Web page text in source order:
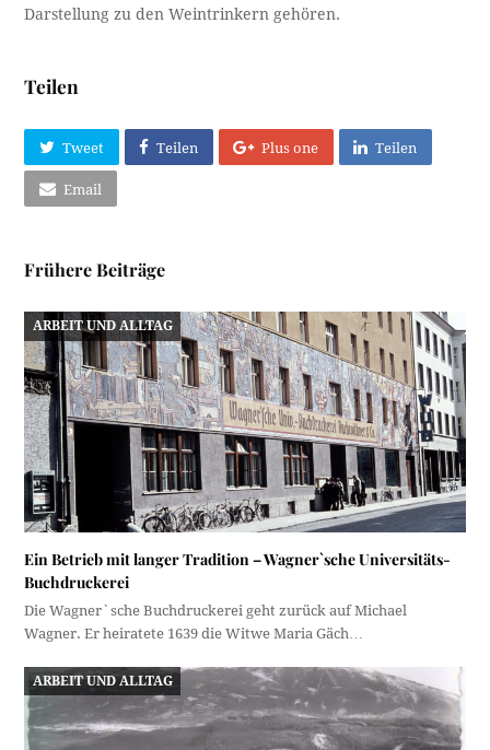
Darstellung zu den Weintrinkern gehören.
Teilen
Tweet Teilen Plus one Teilen
Email
Frühere Beiträge
ARBEIT UND ALLTAG
Ein Betrieb mit langer Tradition – Wagner`sche Universitäts-
Buchdruckerei
Die Wagner`sche Buchdruckerei geht zurück auf Michael
Wagner. Er heiratete 1639 die Witwe Maria Gäch…
ARBEIT UND ALLTAG